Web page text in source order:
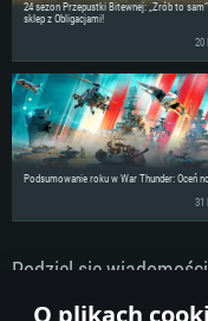
O plikach
24 sezon Przepustki Bitewnej: „Zrób to
sklep z Obligacjami!
20
Podsumowanie roku w War Thunder: Oceń
31
Podziel się
Dyskutuj na Forum